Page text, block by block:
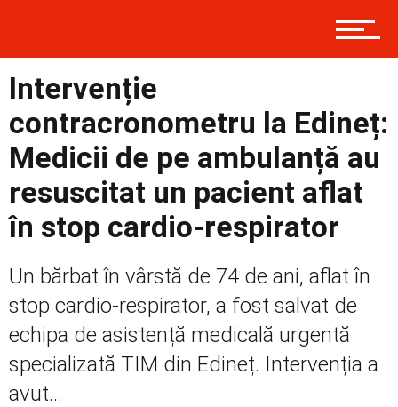
Prima
Politică
Social
Intervenție
contracronometru la Edineț:
Medicii de pe ambulanță au
resuscitat un pacient aflat
în stop cardio-respirator
Un bărbat în vârstă de 74 de ani, aflat în
stop cardio-respirator, a fost salvat de
echipa de asistență medicală urgentă
specializată TIM din Edineț. Intervenția a
avut...